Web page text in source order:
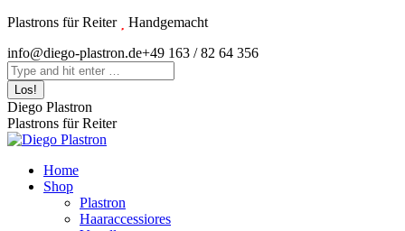
Zum
springen
Plastrons für Reiter
Handgemacht
Instagram
page
opens
in
new
window
info@diego-plastron.de+49 163 / 82 64 356
Search:
Diego Plastron
Plastrons für Reiter
Home
Shop
Plastron
Haaraccessiores